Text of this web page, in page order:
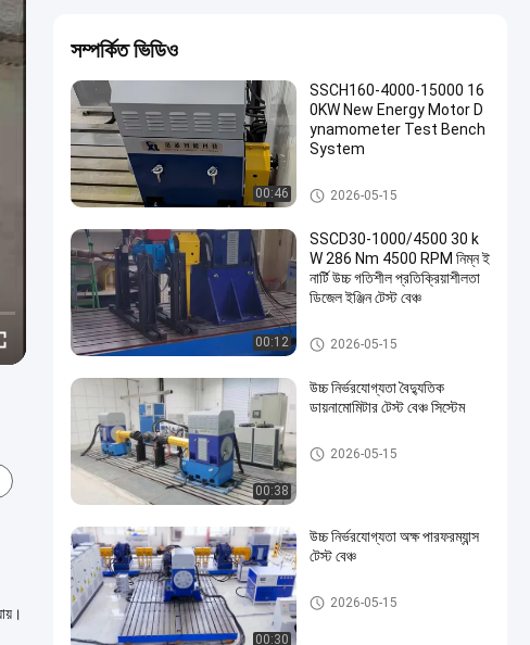
সম্পর্কিত ভিডিও
00:46
SSCH160-4000-15000 16
0KW New Energy Motor D
ynamometer Test Bench
System
এসি ডায়নোমিটার
2026-05-15
00:12
SSCD30-1000/4500 30 k
W 286 Nm 4500 RPM নিম্ন ই
নার্টি উচ্চ গতিশীল প্রতিক্রিয়াশীলতা
ডিজেল ইঞ্জিন টেস্ট বেঞ্চ
ইঞ্জিন টেস্ট বেঞ্চ
2026-05-15
00:38
উচ্চ নির্ভরযোগ্যতা বৈদ্যুতিক
ডায়নামোমিটার টেস্ট বেঞ্চ সিস্টেম
এসি ডায়নোমিটার
2026-05-15
00:30
উচ্চ নির্ভরযোগ্যতা অক্ষ পারফরম্যান্স
টেস্ট বেঞ্চ
এসি ডায়নোমিটার
2026-05-15